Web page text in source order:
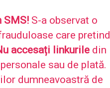
SMS! S-a observat o
care pretind
accesați linkurile din
sau de plată.
dumneavoastră de